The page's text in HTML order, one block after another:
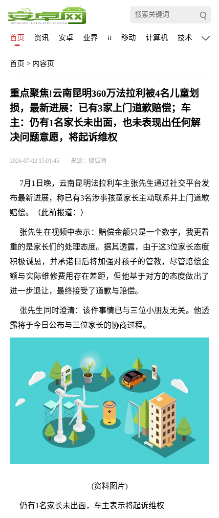
首页 资讯 安卓 业界 it 移动 计算机 技术 通信
首页 > 内容页
重点聚焦!云南昆明360万法拉利被4名儿童划
损，最新进展：已有3家上门道歉赔偿；车
主：仍有1名家长未出面，也未表现出任何解
决问题意愿，将起诉维权
2026-07-02 15:01:45 来源：搜狐网
7月1日晚，云南昆明法拉利车主张先生通过社交平台发
布最新进展，称已有3名涉事孩童家长主动联系并上门道歉
赔偿。（此前报道：）
张先生在视频中表示：赔偿金额只是一个数字，我更看
重的是家长们的处理态度。据其透露，由于这3位家长态度
积极诚恳，并承诺日后将加强对孩子的管教，尽管赔偿金
额与实际维修费用存在差距，但他基于对方的态度做出了
进一步退让，最终接受了道歉与赔偿。
张先生同时澄清：该件事情已与三位小朋友无关。他透
露将于今日公布与三位家长的协商过程。
(资料图片)
仍有1名家长未出面，车主表示将起诉维权